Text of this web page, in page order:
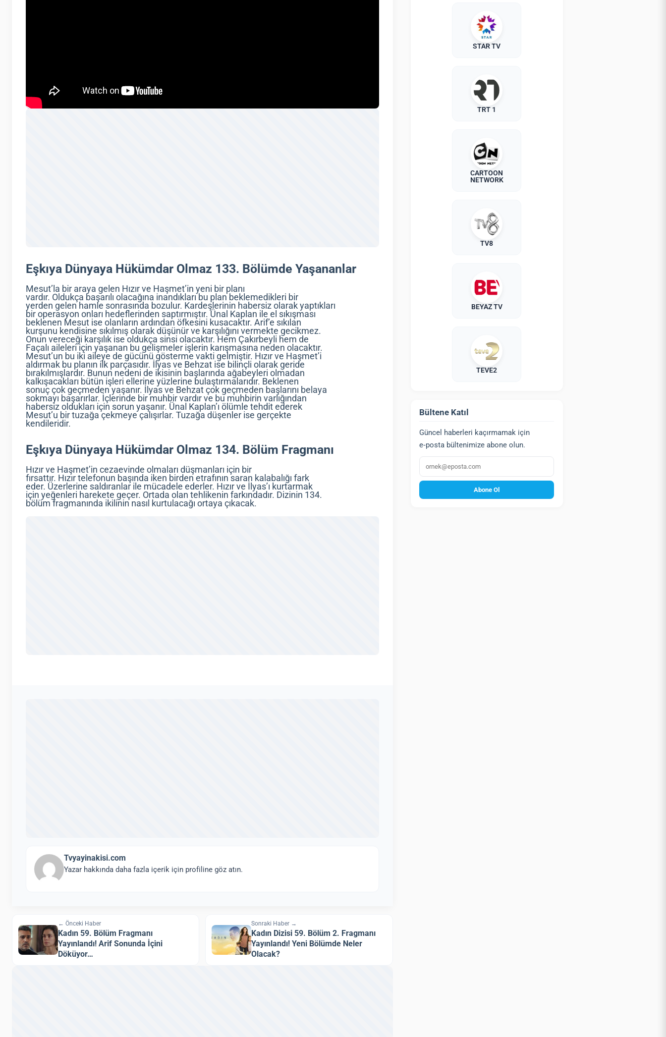
Eşkıya Dünyaya Hükümdar Olmaz 133. Bölümde Yaşananlar
Mesut’la bir araya gelen Hızır ve Haşmet’in yeni bir planı
vardır. Oldukça başarılı olacağına inandıkları bu plan beklemedikleri bir
yerden gelen hamle sonrasında bozulur. Kardeşlerinin habersiz olarak yaptıkları
bir operasyon onları hedeflerinden saptırmıştır. Ünal Kaplan ile el sıkışması
beklenen Mesut ise olanların ardından öfkesini kusacaktır. Arif’e sıkılan
kurşunu kendisine sıkılmış olarak düşünür ve karşılığını vermekte gecikmez.
Onun vereceği karşılık ise oldukça sinsi olacaktır. Hem Çakırbeyli hem de
Façalı aileleri için yaşanan bu gelişmeler işlerin karışmasına neden olacaktır.
Mesut’un bu iki aileye de gücünü gösterme vakti gelmiştir. Hızır ve Haşmet’i
aldırmak bu planın ilk parçasıdır. İlyas ve Behzat ise bilinçli olarak geride
bırakılmışlardır. Bunun nedeni de ikisinin başlarında ağabeyleri olmadan
kalkışacakları bütün işleri ellerine yüzlerine bulaştırmalarıdır. Beklenen
sonuç çok geçmeden yaşanır. İlyas ve Behzat çok geçmeden başlarını belaya
sokmayı başarırlar. İçlerinde bir muhbir vardır ve bu muhbirin varlığından
habersiz oldukları için sorun yaşanır. Ünal Kaplan’ı ölümle tehdit ederek
Mesut’u bir tuzağa çekmeye çalışırlar. Tuzağa düşenler ise gerçekte
kendileridir.
Eşkıya Dünyaya Hükümdar Olmaz 134. Bölüm Fragmanı
Hızır ve Haşmet’in cezaevinde olmaları düşmanları için bir
fırsattır. Hızır telefonun başında iken birden etrafının saran kalabalığı fark
eder. Üzerlerine saldıranlar ile mücadele ederler. Hızır ve İlyas’ı kurtarmak
için yeğenleri harekete geçer. Ortada olan tehlikenin farkındadır. Dizinin 134.
bölüm fragmanında ikilinin nasıl kurtulacağı ortaya çıkacak.
Tvyayinakisi.com
Yazar hakkında daha fazla içerik için profiline göz atın.
← Önceki Haber
Kadın 59. Bölüm Fragmanı
Yayınlandı! Arif Sonunda İçini
Döküyor…
Sonraki Haber →
Kadın Dizisi 59. Bölüm 2. Fragmanı
Yayınlandı! Yeni Bölümde Neler
Olacak?
STAR TV
TRT 1
CARTOON
NETWORK
TV8
BEYAZ TV
TEVE2
Bültene Katıl
Güncel haberleri kaçırmamak için
e‑posta bültenimize abone olun.
E‑posta
Abone Ol